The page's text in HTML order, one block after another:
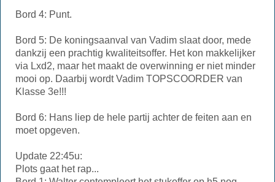
Bord 4: Punt.
Bord 5: De koningsaanval van Vadim slaat door, mede
dankzij een prachtig kwaliteitsoffer. Het kon makkelijker
via Lxd2, maar het maakt de overwinning er niet minder
mooi op. Daarbij wordt Vadim TOPSCOORDER van
Klasse 3e!!!
Bord 6: Hans liep de hele partij achter de feiten aan en
moet opgeven.
Update 22:45u:
Plots gaat het rap...